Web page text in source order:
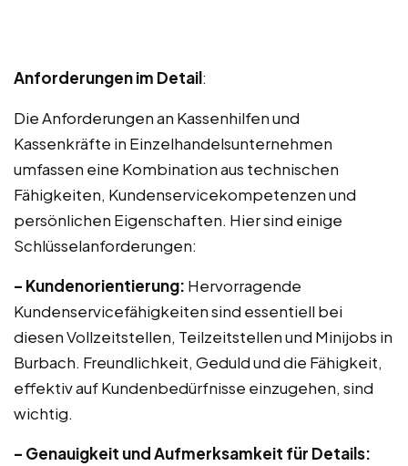
Anforderungen im Detail:
Die Anforderungen an Kassenhilfen und
Kassenkräfte in Einzelhandelsunternehmen
umfassen eine Kombination aus technischen
Fähigkeiten, Kundenservicekompetenzen und
persönlichen Eigenschaften. Hier sind einige
Schlüsselanforderungen:
– Kundenorientierung: Hervorragende
Kundenservicefähigkeiten sind essentiell bei
diesen Vollzeitstellen, Teilzeitstellen und Minijobs in
Burbach. Freundlichkeit, Geduld und die Fähigkeit,
effektiv auf Kundenbedürfnisse einzugehen, sind
wichtig.
– Genauigkeit und Aufmerksamkeit für Details: